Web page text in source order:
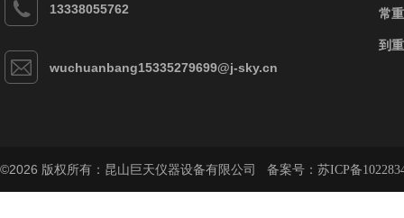
13338055762
wuchuanbang15335279699@j-sky.cn
常
到
©2026 版权所有：昆山巨天仪器设备有限公司 备案号： 苏ICP备